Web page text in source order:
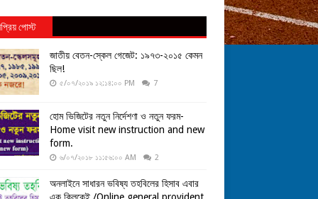
পোস্ট
জাতীয় বেতন-স্কেল গেজেট: ১৯৭৩-২০১৫ কেমন
ছিল!
৫/০৭/২০১৯ ১২:১৪:০০ PM 7
হোম ভিজিটের নতুন নির্দেশণা ও নতুন ফরম-
Home visit new instruction and new
form.
৬/০৭/২০১৮ ১১:৫৬:০০ AM 2
অনলাইনে সাধারন ভবিষ্য তহবিলের হিসাব এবার